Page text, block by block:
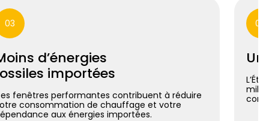
03
d’énergies
importées
fenêtres performantes contribuent à réduire
consommation de chauffage et votre
aux énergies importées.
04